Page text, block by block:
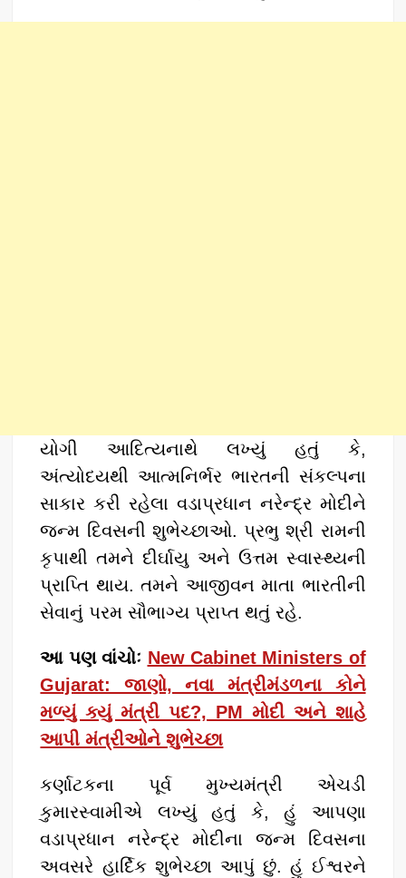
યોગી આદિત્યનાથે લખ્યું હતું કે,
અંત્યોદયથી આત્મનિર્ભર ભારતની સંકલ્પના
સાકાર કરી રહેલા વડાપ્રધાન નરેન્દ્ર મોદીને
જન્મ દિવસની શુભેચ્છાઓ. પ્રભુ શ્રી રામની
કૃપાથી તમને દીર્ઘાયુ અને ઉત્તમ સ્વાસ્થ્યની
પ્રાપ્તિ થાય. તમને આજીવન માતા ભારતીની
સેવાનું પરમ સૌભાગ્ય પ્રાપ્ત થતું રહે.
આ પણ વાંચોઃ New Cabinet Ministers of
Gujarat: જાણો, નવા મંત્રીમંડળના કોને
મળ્યું ક્યું મંત્રી પદ?, PM મોદી અને શાહે
આપી મંત્રીઓને શુભેચ્છા
કર્ણાટકના પૂર્વ મુખ્યમંત્રી એચડી
કુમારસ્વામીએ લખ્યું હતું કે, હું આપણા
વડાપ્રધાન નરેન્દ્ર મોદીના જન્મ દિવસના
અવસરે હાર્દિક શુભેચ્છા આપું છું. હું ઈશ્વરને